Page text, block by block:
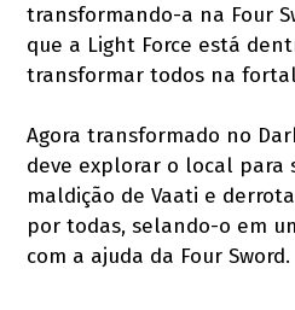
transformando-a na Four
que a Light Force está
transformar todos na
Agora transformado no
deve explorar o local para
maldição de Vaati e
por todas, selando-o em
com a ajuda da Four Sword.